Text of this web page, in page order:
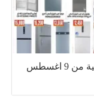
عروض المحلاوى ستورز للأجهزة الكهربائية من 9 اغسطس